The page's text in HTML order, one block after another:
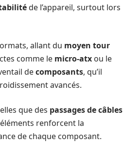
de l’appareil, surtout lors
allant du moyen tour
comme le micro-atx ou le
decomposants, qu’il
avancés.
que des passages de câbles
renforcent la
de chaque composant.